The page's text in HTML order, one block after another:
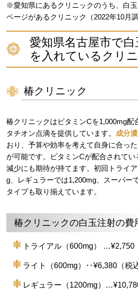
※愛知県にあるクリニックのうち、白
ページがあるクリニック（2022年10月調
愛知県名古屋市で白
を入れているクリ
椿クリニック
椿クリニックはビタミンCを1,000mg配
タチオン点滴を提供しています。 成分
おり、予算や効率を考えて自身に合っ
が可能です。ビタミンCが配合されて
減少にも期待が持てます。初回トライ
g、レギュラーでは1,200mg、スーパー
タイプも取り揃えています。
椿クリニックの白玉注射の費
トライアル（600mg） …¥2,750
ライト（600mg）‥¥6,380（税込
レギュラー（1200mg）